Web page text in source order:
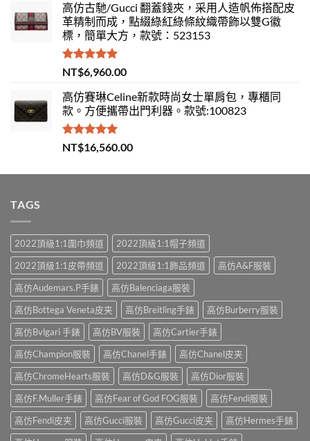
高仿古馳/Gucci 翻蓋錢夾，采用人造帆佈搭配皮
革精制而成，點綴綠紅綠條紋織帶飾以雙G徽
標，簡單大方，款號：523153
評分 5.00
滿分 5
NT$6,960.00
高仿賽琳Celine新款時尚女士單肩包，專櫃同
款。方便攜帶出門利器。款號:100823
評分5.00
滿分 5
NT$16,560.00
TAGS
2022頂級1:1圍巾頻道
2022頂級1:1帽子頻道
2022頂級1:1皮帶頻道
2022頂級1:1飾品頻道
高仿A&F服裝
高仿Audemars.P手錶
高仿Balenciaga服裝
高仿Bottega Veneta皮夹
高仿Breitling手錶
高仿Burberry服裝
高仿Bvlgari 手錶
高仿BV服裝
高仿Cartier手錶
高仿Champion服裝
高仿Chanel手錶
高仿Chanel皮夹
高仿ChromeHearts服裝
高仿D&G服裝
高仿Dior服裝
高仿F.Muller手錶
高仿Fear of God FOG服裝
高仿Fendi服裝
高仿Fendi皮夹
高仿Gucci服裝 高仿Gucci皮夹
高仿Hermes手錶